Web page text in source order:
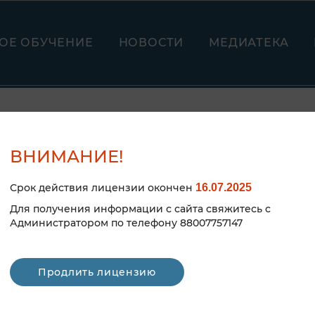
ОБУЧЕНИЕ НОВОСТИ МЕДИАТЕКА
В ОНЛАЙН -
ВНИМАНИЕ!
Срок действия лицензии окончен 16.07.2025
Для получения информации с сайта свяжитесь с
Администратором по телефону 88007757147
Продлить лицензию